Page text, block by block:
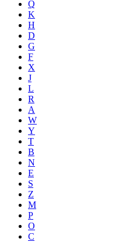
Q
K
H
D
G
F
X
J
L
R
A
W
Y
T
B
N
E
S
Z
M
P
O
C